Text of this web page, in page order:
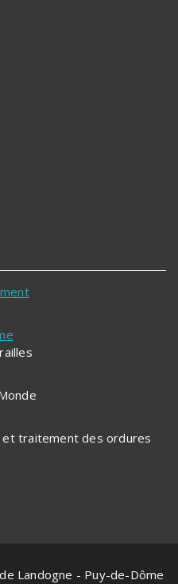
et traitement des ordures
Landogne - Puy-de-Dôme